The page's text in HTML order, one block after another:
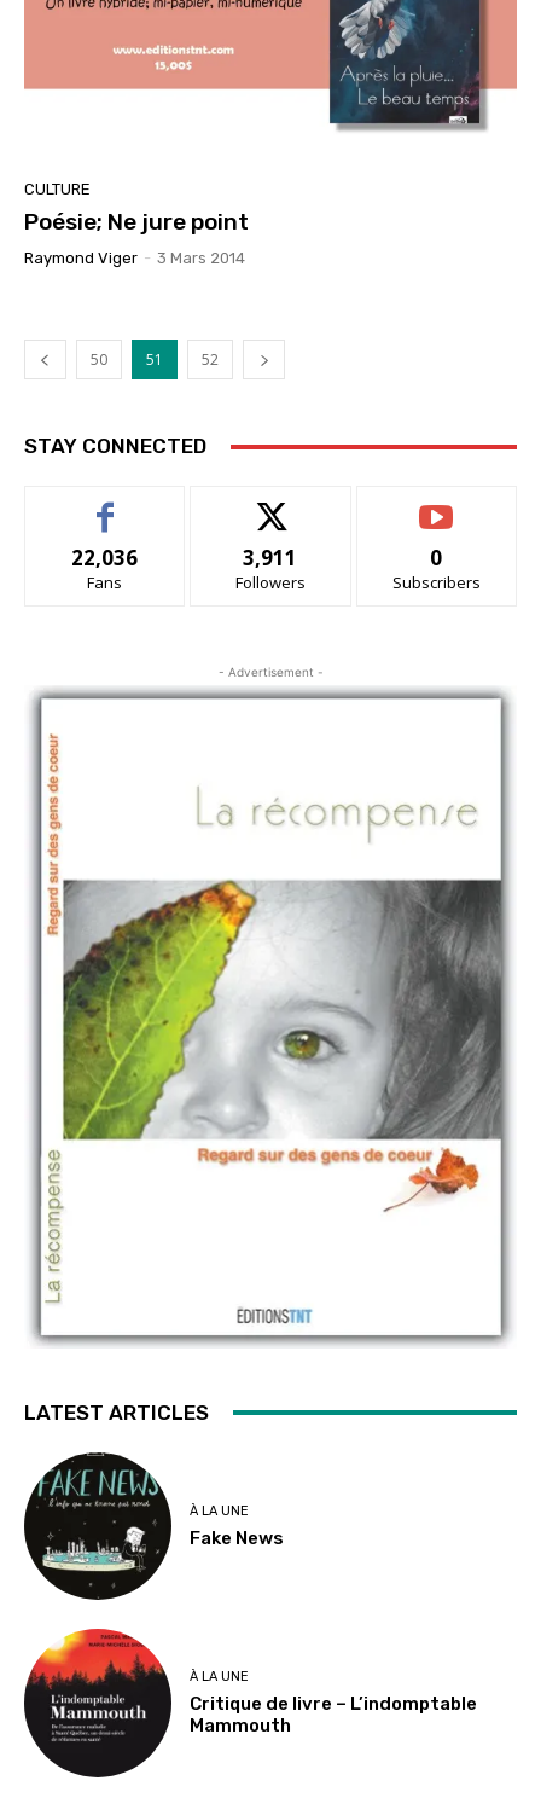
CULTURE
Poésie; Ne jure point
Raymond Viger - 3 Mars 2014
50 51 52
STAY CONNECTED
22,036
Fans
3,911
Followers
0
Subscribers
- Advertisement -
LATEST ARTICLES
À LA UNE
Fake News
À LA UNE
Critique de livre – L’indomptable
Mammouth